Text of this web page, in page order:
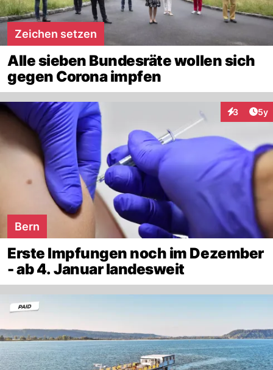
Zeichen setzen
Alle sieben Bundesräte wollen sich
gegen Corona impfen
3 5y
Bern
Erste Impfungen noch im Dezember
- ab 4. Januar landesweit